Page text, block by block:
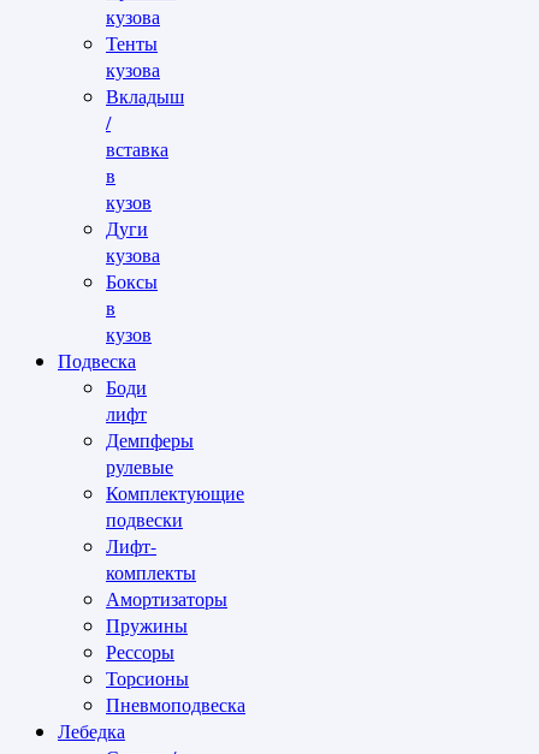
кузова
Тенты
кузова
Вкладыш
/
вставка
в
кузов
Дуги
кузова
Боксы
в
кузов
Подвеска
Боди
лифт
Демпферы
рулевые
Комплектующие
подвески
Лифт-
комплекты
Амортизаторы
Пружины
Рессоры
Торсионы
Пневмоподвеска
Лебедка